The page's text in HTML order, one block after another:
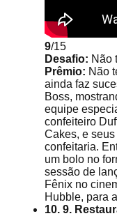
9/15
Desafio: Não
Prêmio: Não
ainda faz
Boss,
equipe
confeiteiro
Cakes, e
confeitaria.
um bolo no
sessão de
Fênix no
Hubble, para
10. 9.